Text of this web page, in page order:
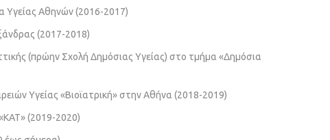
Υγείας Αθηνών (2016-2017)
(2017-2018)
(πρώην Σχολή Δημόσιας Υγείας) στο τμήμα «Δημόσια
Υγείας «Βιοϊατρική» στην Αθήνα (2018-2019)
(2019-2020)